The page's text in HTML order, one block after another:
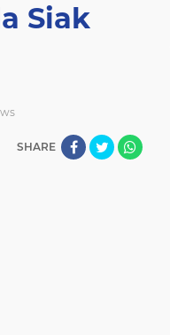
Siak
SHARE